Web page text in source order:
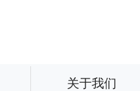
关于我们